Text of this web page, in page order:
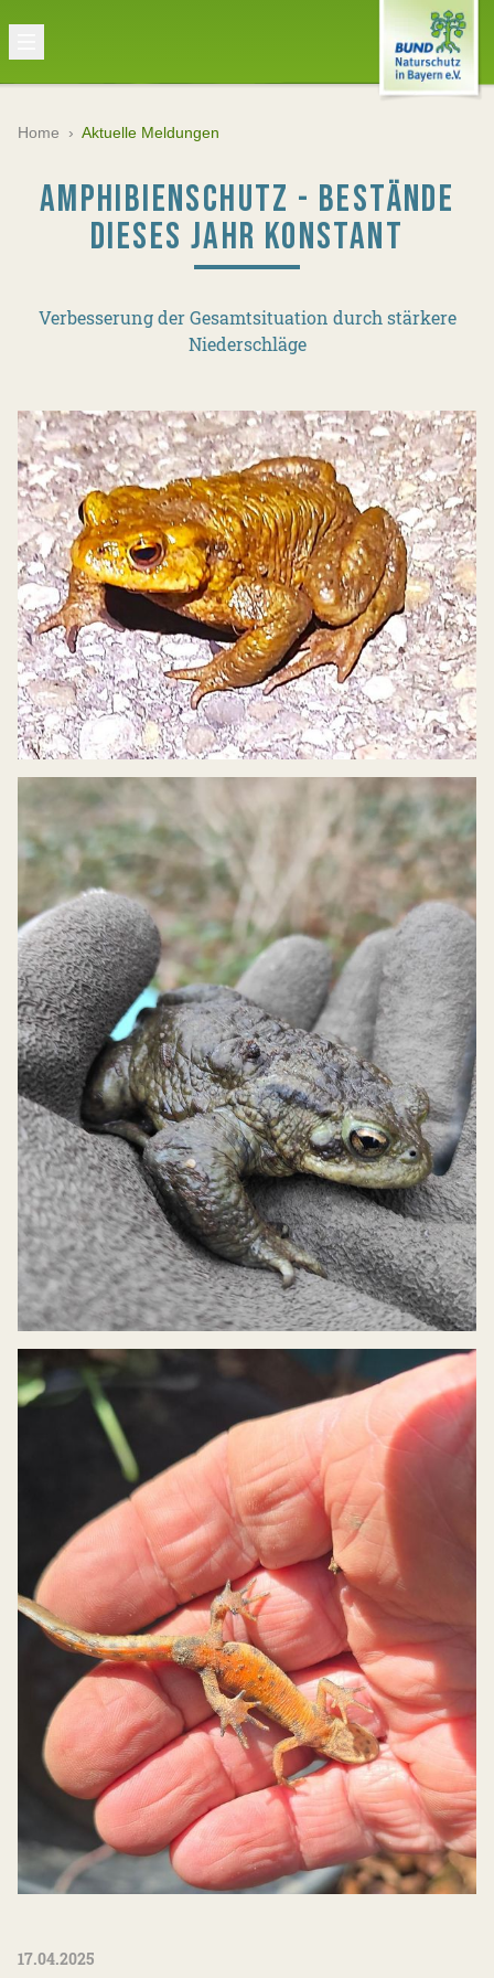
Home › Aktuelle Meldungen
AMPHIBIENSCHUTZ - BESTÄNDE
DIESES JAHR KONSTANT
Verbesserung der Gesamtsituation durch stärkere
Niederschläge
17.04.2025